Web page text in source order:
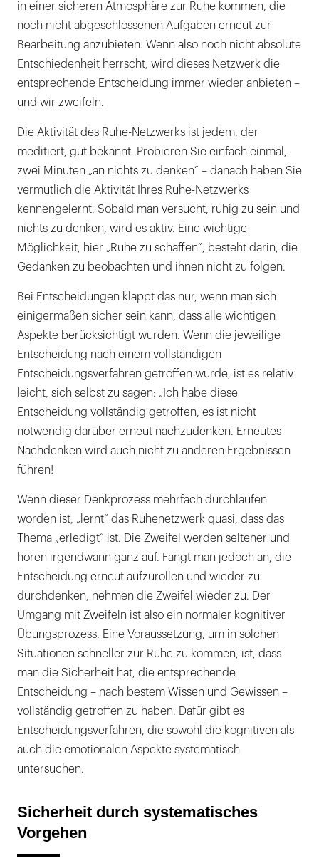
in einer sicheren Atmosphäre zur Ruhe kommen, die
noch nicht abgeschlossenen Aufgaben erneut zur
Bearbeitung anzubieten. Wenn also noch nicht absolute
Entschiedenheit herrscht, wird dieses Netzwerk die
entsprechende Entscheidung immer wieder anbieten –
und wir zweifeln.
Die Aktivität des Ruhe-Netzwerks ist jedem, der
meditiert, gut bekannt. Probieren Sie einfach einmal,
zwei Minuten „an nichts zu denken“ – danach haben Sie
vermutlich die Aktivität Ihres Ruhe-Netzwerks
kennengelernt. Sobald man versucht, ruhig zu sein und
nichts zu denken, wird es aktiv. Eine wichtige
Möglichkeit, hier „Ruhe zu schaffen“, besteht darin, die
Gedanken zu beobachten und ihnen nicht zu folgen.
Bei Entscheidungen klappt das nur, wenn man sich
einigermaßen sicher sein kann, dass alle wichtigen
Aspekte berücksichtigt wurden. Wenn die jeweilige
Entscheidung nach einem vollständigen
Entscheidungsverfahren getroffen wurde, ist es relativ
leicht, sich selbst zu sagen: „Ich habe diese
Entscheidung vollständig getroffen, es ist nicht
notwendig darüber erneut nachzudenken. Erneutes
Nachdenken wird auch nicht zu anderen Ergebnissen
führen!
Wenn dieser Denkprozess mehrfach durchlaufen
worden ist, „lernt“ das Ruhenetzwerk quasi, dass das
Thema „erledigt“ ist. Die Zweifel werden seltener und
hören irgendwann ganz auf. Fängt man jedoch an, die
Entscheidung erneut aufzurollen und wieder zu
durchdenken, nehmen die Zweifel wieder zu. Der
Umgang mit Zweifeln ist also ein normaler kognitiver
Übungsprozess. Eine Voraussetzung, um in solchen
Situationen schneller zur Ruhe zu kommen, ist, dass
man die Sicherheit hat, die entsprechende
Entscheidung – nach bestem Wissen und Gewissen –
vollständig getroffen zu haben. Dafür gibt es
Entscheidungsverfahren, die sowohl die kognitiven als
auch die emotionalen Aspekte systematisch
untersuchen.
Sicherheit durch systematisches
Vorgehen